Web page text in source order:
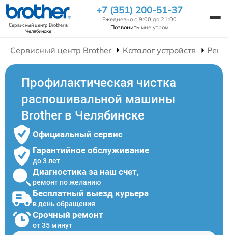
Сервисный центр Brotherв
Челябинске
+7 (351) 200-51-37
Ежедневно с 9:00 до 21:00
Позвонить мне утром
Сервисный центр Brother Каталог устройств
Профилактическая чистка
распошивальной машины
Brother в Челябинске
Официальный сервис
Гарантийное обслуживание
до 3 лет
Диагностика за наш счет,
ремонт по желанию
Бесплатный выезд курьера
в день обращения
Срочный ремонт
от 35 минут